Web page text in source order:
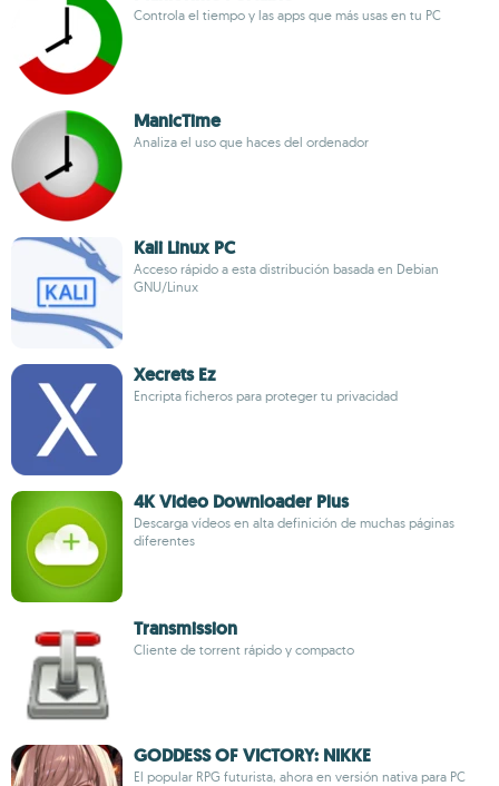
Controla el tiempo y las apps que más usas en tu PC
ManicTime
Analiza el uso que haces del ordenador
Kali Linux PC
Acceso rápido a esta distribución basada en Debian
GNU/Linux
Xecrets Ez
Encripta ficheros para proteger tu privacidad
4K Video Downloader Plus
Descarga vídeos en alta definición de muchas páginas
diferentes
Transmission
Cliente de torrent rápido y compacto
GODDESS OF VICTORY: NIKKE
El popular RPG futurista, ahora en versión nativa para PC